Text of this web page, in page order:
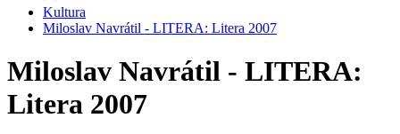
Kultura
Miloslav Navrátil - LITERA: Litera 2007
Miloslav Navrátil - LITERA:
Litera 2007